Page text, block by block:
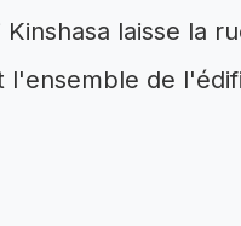
laisse la
l'ensemble de